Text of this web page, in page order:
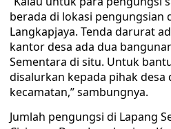
berada di lokasi pengungsian
Langkapjaya. Tenda darurat
kantor desa ada dua
Sementara di situ. Untuk
disalurkan kepada pihak desa
kecamatan,” sambungnya.
Jumlah pengungsi di Lapang